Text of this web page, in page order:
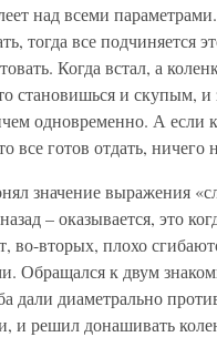
над всеми
тогда все подчиняется
Когда встал, а
становишься и скупым,
одновременно. А если
все готов отдать, ничего
значение выражения
– оказывается, это
во-вторых, плохо
Обращался к двум
дали диаметрально
и решил донашивать